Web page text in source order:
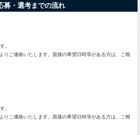
募・選考までの流れ
。
りご連絡いたします。面接の希望日時等がある方は、ご相
。
りご連絡いたします。面接の希望日時等がある方は、ご相